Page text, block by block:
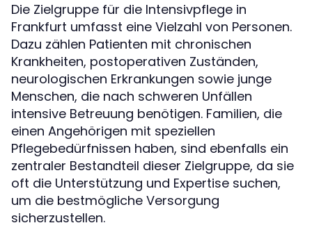
Die Zielgruppe für die Intensivpflege in
Frankfurt umfasst eine Vielzahl von Personen.
Dazu zählen Patienten mit chronischen
Krankheiten, postoperativen Zuständen,
neurologischen Erkrankungen sowie junge
Menschen, die nach schweren Unfällen
intensive Betreuung benötigen. Familien, die
einen Angehörigen mit speziellen
Pflegebedürfnissen haben, sind ebenfalls ein
zentraler Bestandteil dieser Zielgruppe, da sie
oft die Unterstützung und Expertise suchen,
um die bestmögliche Versorgung
sicherzustellen.